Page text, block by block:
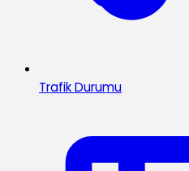
Trafik Durumu